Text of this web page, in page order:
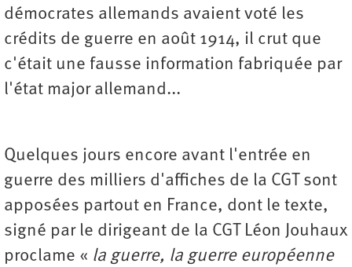
démocrates allemands avaient voté les
crédits de guerre en août 1914, il crut que
c'était une fausse information fabriquée par
l'état major allemand...
Quelques jours encore avant l'entrée en
guerre des milliers d'affiches de la CGT sont
apposées partout en France, dont le texte,
signé par le dirigeant de la CGT Léon Jouhaux
proclame « la guerre, la guerre européenne